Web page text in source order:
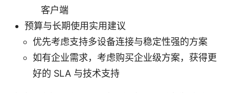
客户端
预算与长期使用实用建议
优先考虑支持多设备连接与稳定性强的方案
如有企业需求，考虑购买企业级方案，获得更
好的 SLA 与技术支持